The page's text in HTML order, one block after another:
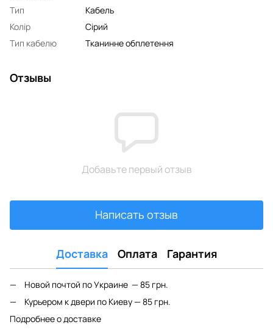
Тип
Кабель
Колір
Сірий
Тип кабелю
Тканинне обплетення
Отзывы
Добавьте первый отзыв
Написать отзыв
Доставка Оплата Гарантия
Новой почтой по Украине — 85 грн.
Курьером к двери по Киеву — 85 грн.
Подробнее о доставке